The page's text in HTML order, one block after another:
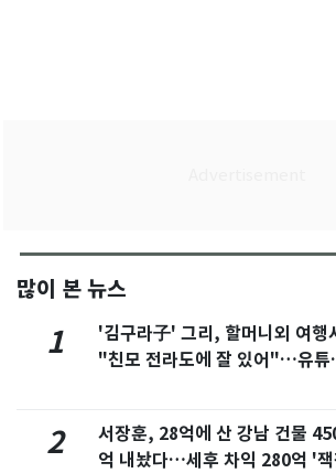
많이 본 뉴스
1
'김구라子' 그리, 할머니외 여행
"친모 전라도에 잘 있어"…유튜
2
서장훈, 28억에 산 강남 건물
억 내놨다…세후 차익 280억 '